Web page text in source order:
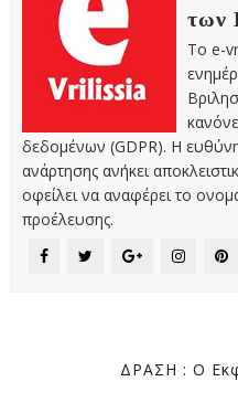
των
Το e-
δεδομένων (GDPR). Η
ανάρτησης ανήκει
οφείλει να αναφέρει το
προέλευσης.
ΔΡΑΣΗ : Ο